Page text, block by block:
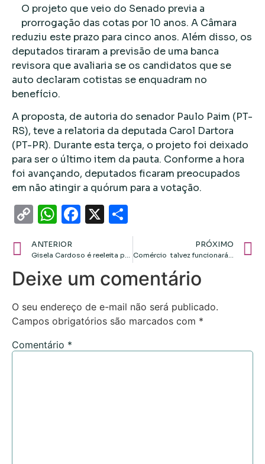
O projeto que veio do Senado previa a
prorrogação das cotas por 10 anos. A Câmara
reduziu este prazo para cinco anos. Além disso, os
deputados tiraram a previsão de uma banca
revisora que avaliaria se os candidatos que se
auto declaram cotistas se enquadram no
benefício.
A proposta, de autoria do senador Paulo Paim (PT-
RS), teve a relatoria da deputada Carol Dartora
(PT-PR). Durante esta terça, o projeto foi deixado
para ser o último item da pauta. Conforme a hora
foi avançando, deputados ficaram preocupados
em não atingir a quórum para a votação.
CopyWhatsApp
Facebook
X
ANTERIOR
Gisela Cardoso é reeleita presidente da OAB-MT para o triênio 2025-2027
PRÓXIMO
Comércio talvez funcionará normalmente no feriado em Cuiabá e VG
Deixe um comentário
O seu endereço de e-mail não será publicado.
Campos obrigatórios são marcados com *
Comentário *